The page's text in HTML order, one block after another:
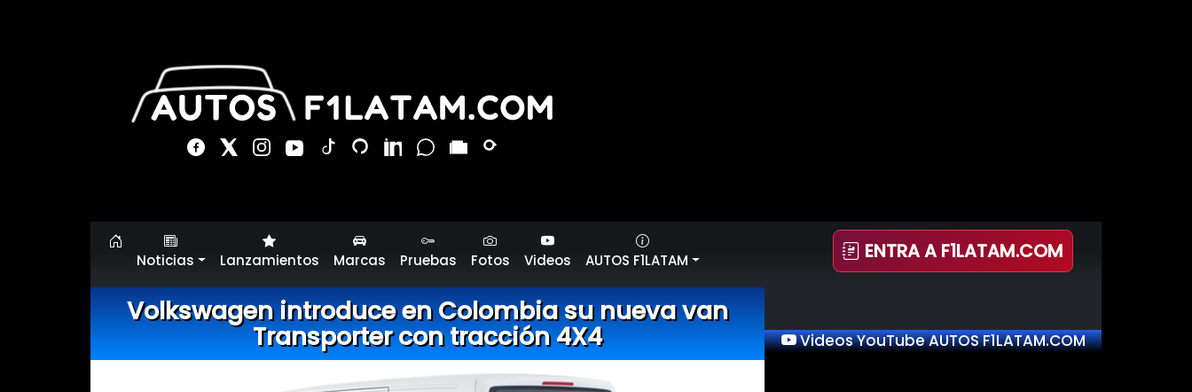
Noticias Lanzamientos Marcas Pruebas Fotos Videos AUTOS F1LATAM ENTRA A F1LATAM.COM
Volkswagen introduce en Colombia su nueva van
Transporter con tracción 4X4 Videos YouTube AUTOS F1LATAM.COM